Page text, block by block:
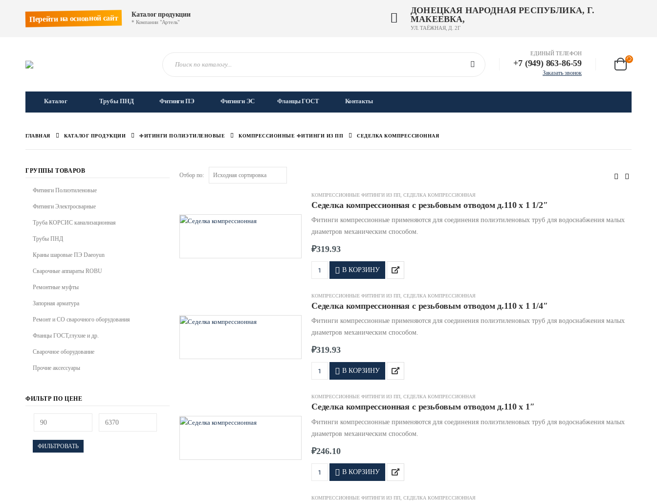
ДОНЕЦКАЯ НАРОДНАЯ РЕСПУБЛИКА, Г.
МАКЕЕВКА,
УЛ. ТАЁЖНАЯ, Д. 2Г
Перейти на основной сайт Каталог продукции
* Компании "Артель"
ЕДИНЫЙ ТЕЛЕФОН
+7 (949) 863-86-59
Заказать звонок
Каталог Трубы ПНД Фитинги ПЭ Фитинги ЭС Фланцы ГОСТ Контакты
ГЛАВНАЯ КАТАЛОГ ПРОДУКЦИИ ФИТИНГИ ПОЛИЭТИЛЕНОВЫЕ КОМПРЕССИОННЫЕ ФИТИНГИ ИЗ ПП СЕДЕЛКА КОМПРЕССИОННАЯ
Отбор по:
КОМПРЕССИОННЫЕ ФИТИНГИ ИЗ ПП СЕДЕЛКА КОМПРЕССИОННАЯ
Седелка компрессионная с резьбовым отводом д.110 х 1 1/2″
Фитинги компрессионные применяются для соединения полиэтиленовых труб для водоснабжения малых
диаметров механическим способом.
₽319.93
В КОРЗИНУ
КОМПРЕССИОННЫЕ ФИТИНГИ ИЗ ПП СЕДЕЛКА КОМПРЕССИОННАЯ
Седелка компрессионная с резьбовым отводом д.110 х 1 1/4″
Фитинги компрессионные применяются для соединения полиэтиленовых труб для водоснабжения малых
диаметров механическим способом.
₽319.93
В КОРЗИНУ
КОМПРЕССИОННЫЕ ФИТИНГИ ИЗ ПП, СЕДЕЛКА КОМПРЕССИОННАЯ
Седелка компрессионная с резьбовым отводом д.110 х 1″
Фитинги компрессионные применяются для соединения полиэтиленовых труб для водоснабжения малых
диаметров механическим способом.
₽246.10
В КОРЗИНУ
КОМПРЕССИОННЫЕ ФИТИНГИ ИЗ ПП СЕДЕЛКА КОМПРЕССИОННАЯ
ГРУППЫ ТОВАРОВ
Фитинги Полиэтиленовые
Фитинги Электросварные
Труба КОРСИС канализационная
Трубы ПНД
Краны шаровые ПЭ Daeoyun
Сварочные аппараты ROBU
Ремонтные муфты
Запорная арматура
Ремонт и СО сварочного оборудования
Фланцы ГОСТ,глухие и др.
Сварочное оборудование
Прочие аксессуары
ФИЛЬТР ПО ЦЕНЕ
ФИЛЬТРОВАТЬ